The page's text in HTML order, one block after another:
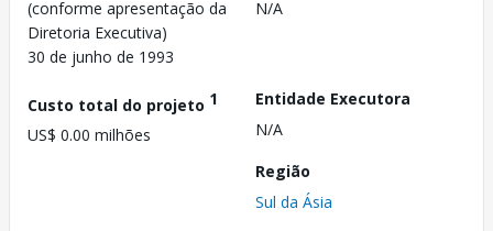
(conforme apresentação da
Diretoria Executiva)
30 de junho de 1993
N/A
Custo total do projeto 1
US$ 0.00 milhões
Entidade Executora
N/A
Região
Sul da Ásia